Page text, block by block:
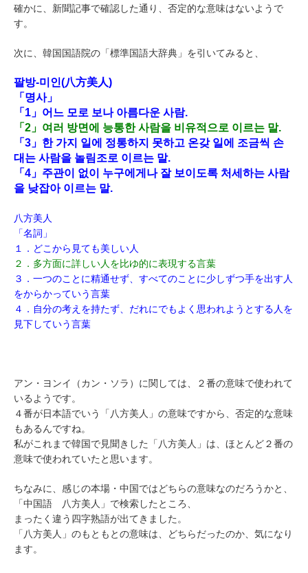
確かに、新聞記事で確認した通り、否定的な意味はないようで
す。
次に、韓国国語院の「標準国語大辞典」を引いてみると、
팔방-미인(八方美人)
「명사」
「1」어느 모로 보나 아름다운 사람.
「2」여러 방면에 능통한 사람을 비유적으로 이르는 말.
「3」한 가지 일에 정통하지 못하고 온갖 일에 조금씩 손
대는 사람을 놀림조로 이르는 말.
「4」주관이 없이 누구에게나 잘 보이도록 처세하는 사람
을 낮잡아 이르는 말.
八方美人
「名詞」
１．どこから見ても美しい人
２．多方面に詳しい人を比ゆ的に表現する言葉
３．一つのことに精通せず、すべてのことに少しずつ手を出す人
をからかっていう言葉
４．自分の考えを持たず、だれにでもよく思われようとする人を
見下していう言葉
アン・ヨンイ（カン・ソラ）に関しては、２番の意味で使われて
いるようです。
４番が日本語でいう「八方美人」の意味ですから、否定的な意味
もあるんですね。
私がこれまで韓国で見聞きした「八方美人」は、ほとんど２番の
意味で使われていたと思います。
ちなみに、感じの本場・中国ではどちらの意味なのだろうかと、
「中国語 八方美人」で検索したところ、
まったく違う四字熟語が出てきました。
「八方美人」のもともとの意味は、どちらだったのか、気になり
ます。